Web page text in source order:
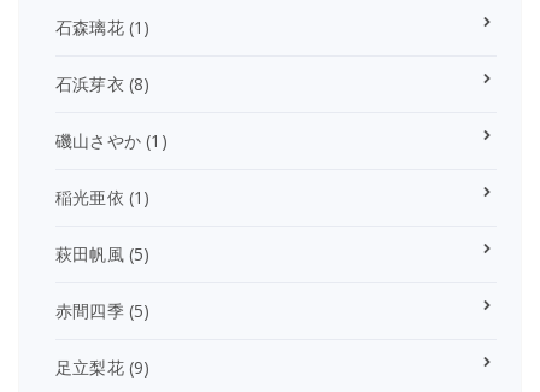
石森璃花(1)
石浜芽衣 (8)
磯山さやか (1)
稲光亜依 (1)
萩田帆風(5)
赤間四季(5)
足立梨花(9)